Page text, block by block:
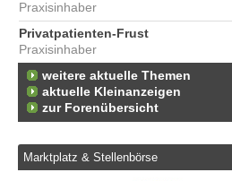
Praxisinhaber
Privatpatienten-Frust
Praxisinhaber
weitere aktuelle Themen
aktuelle Kleinanzeigen
zur Forenübersicht
Marktplatz & Stellenbörse